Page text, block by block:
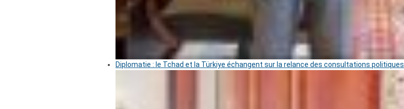
Diplomatie : le Tchad et la Türkiye échangent sur la relance des consultations politiques